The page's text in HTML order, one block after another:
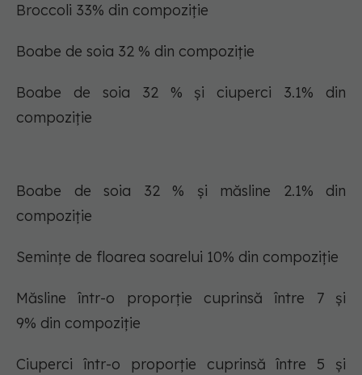
Broccoli 33% din compoziție
Boabe de soia 32 % din compoziție
Boabe de soia 32 % și ciuperci 3.1% din
compoziție
Boabe de soia 32 % și măsline 2.1% din
compoziție
Semințe de floarea soarelui 10% din compoziție
Măsline într-o proporție cuprinsă între 7 și
9% din compoziție
Ciuperci într-o proporție cuprinsă între 5 și